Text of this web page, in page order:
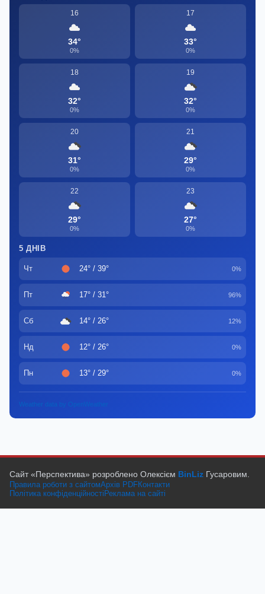
16
34°
0%
17
33°
0%
18
32°
0%
19
32°
0%
20
31°
0%
21
29°
0%
22
29°
0%
23
27°
0%
5 ДНІВ
Чт 24° / 39° 0%
Пт 17° / 31° 96%
Сб 14° / 26° 12%
Нд 12° / 26° 0%
Пн 13° / 29° 0%
Weather data by OpenWeather
Сайт «Перспектива» розроблено Олексієм BinLiz Гусаровим.
Правила роботи з сайтомАрхів PDFКонтакти
Політика конфіденційності Реклама на сайті